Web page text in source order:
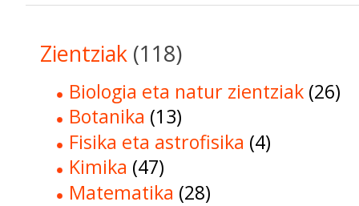
Zientziak (118)
Biologia eta natur zientziak (26)
Botanika (13)
Fisika eta astrofisika (4)
Kimika (47)
Matematika (28)